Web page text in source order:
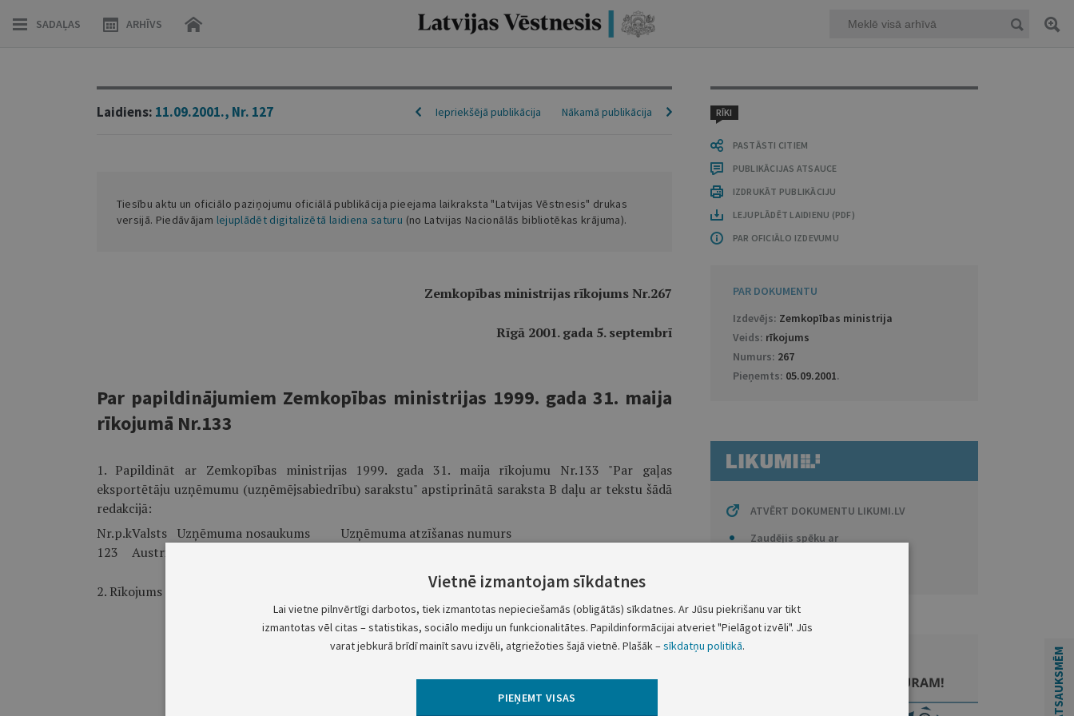
SADAĻAS ARHĪVS
RĪKI
PASTĀSTI CITIEM
PUBLIKĀCIJAS ATSAUCE
IZDRUKĀT PUBLIKĀCIJU
LEJUPLĀDĒT LAIDIENU (PDF)
PAR OFICIĀLO IZDEVUMU
PAR DOKUMENTU
Izdevējs: Zemkopības ministrija
Veids: rīkojums
Numurs: 267
Pieņemts: 05.09.2001.
ATVĒRT DOKUMENTU LIKUMI.LV
Zaudējis spēku ar
Laidiens: 11.09.2001., Nr. 127 Nākamā publikācija
Iepriekšējā publikācija
Tiesību aktu un oficiālo paziņojumu oficiālā publikācija pieejama laikraksta "Latvijas Vēstnesis" drukas
versijā. Piedāvājam lejuplādēt digitalizētā laidiena saturu (no Latvijas Nacionālās bibliotēkas krājuma).
Zemkopības ministrijas rīkojums Nr.267
Rīgā 2001. gada 5. septembrī
Par papildinājumiem Zemkopības ministrijas 1999. gada 31. maija
rīkojumā Nr.133
1. Papildināt ar Zemkopības ministrijas 1999. gada 31. maija rīkojumu Nr.133 "Par gaļas
eksportētāju uzņēmumu (uzņēmējsabiedrību) sarakstu" apstiprinātā saraksta B daļu ar tekstu šādā
redakcijā:
Nr.p.kValsts Uzņēmuma nosaukums
Uzņēmuma atzīšanas numurs
123
Austrija
2. Rīkojums stājas spēkā nākamajā dienā pēc tā publicēšanas laikrakstā "Latvijas Vēstnesis".
Zemkopības ministrsA.Slakteris
ATSAUKSMĒM
Vietnē izmantojam sīkdatnes
Lai vietne pilnvērtīgi darbotos, tiek izmantotas nepieciešamās (obligātās) sīkdatnes. Ar Jūsu piekrišanu var tikt
izmantotas vēl citas – statistikas, sociālo mediju un funkcionalitātes. Papildinformācijai atveriet "Pielāgot izvēli". Jūs
varat jebkurā brīdī mainīt savu izvēli, atgriežoties šajā vietnē. Plašāk –sīkdatņu politikā.
PIEŅEMT VISAS